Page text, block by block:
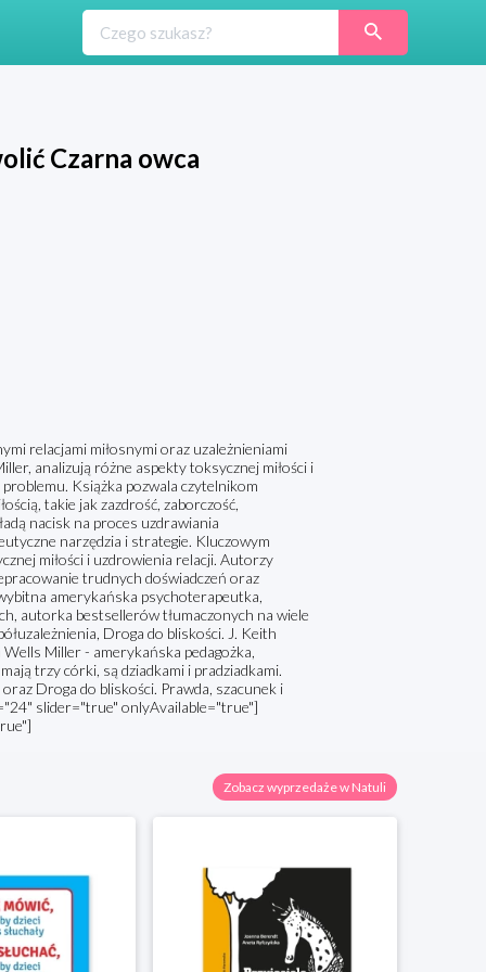
Czarna owca
relacjami miłosnymi oraz uzależnieniami
analizują różne aspekty toksycznej miłości i
Książka pozwala czytelnikom
takie jak zazdrość, zaborczość,
nacisk na proces uzdrawiania
narzędzia i strategie. Kluczowym
miłości i uzdrowienia relacji. Autorzy
trudnych doświadczeń oraz
amerykańska psychoterapeutka,
autorka bestsellerów tłumaczonych na wiele
Droga do bliskości. J. Keith
Miller - amerykańska pedagożka,
trzy córki, są dziadkami i pradziadkami.
Droga do bliskości. Prawda, szacunek i
slider="true" onlyAvailable="true"]
Zobacz wyprzedaże w Natuli